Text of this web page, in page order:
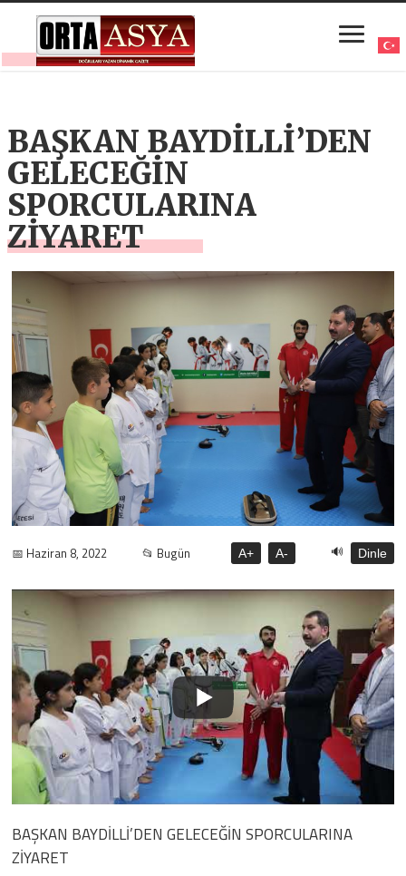
BAŞKAN BAYDİLLİ’DEN
GELECEĞİN
SPORCULARINA
ZİYARET
📅 Haziran 8, 2022 📂 Bugün A+ A- 🔊 Dinle
BAŞKAN BAYDİLLİ’DEN GELECEĞİN SPORCULARINA
ZİYARET